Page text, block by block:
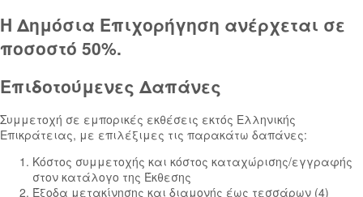
Η Δημόσια Επιχορήγηση ανέρχεται σε
ποσοστό 50%.
Επιδοτούμενες Δαπάνες
Συμμετοχή σε εμπορικές εκθέσεις εκτός Ελληνικής
Επικράτειας, με επιλέξιμες τις παρακάτω δαπάνες:
Κόστος συμμετοχής και κόστος καταχώρισης/εγγραφής
στον κατάλογο της Έκθεσης
Έξοδα μετακίνησης και διαμονής έως τεσσάρων (4)